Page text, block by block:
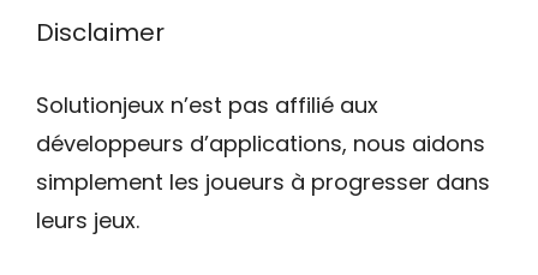
Disclaimer
Solutionjeux n’est pas affilié aux
développeurs d’applications, nous aidons
simplement les joueurs à progresser dans
leurs jeux.